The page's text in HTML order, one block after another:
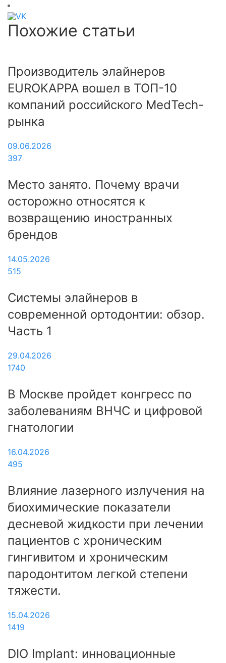
Похожие статьи
Производитель элайнеров
EUROKAPPA вошел в ТОП-10
компаний российского MedTech-
рынка
09.06.2026
397
Место занято. Почему врачи
осторожно относятся к
возвращению иностранных
брендов
14.05.2026
515
Системы элайнеров в
современной ортодонтии: обзор.
Часть 1
29.04.2026
1740
В Москве пройдет конгресс по
заболеваниям ВНЧС и цифровой
гнатологии
16.04.2026
495
Влияние лазерного излучения на
биохимические показатели
десневой жидкости при лечении
пациентов с хроническим
гингивитом и хроническим
пародонтитом легкой степени
тяжести.
15.04.2026
1419
DIO Implant: инновационные